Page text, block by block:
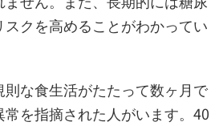
クを高めることがわかってい
な食生活がたたって数ヶ月で
を指摘された人がいます。40